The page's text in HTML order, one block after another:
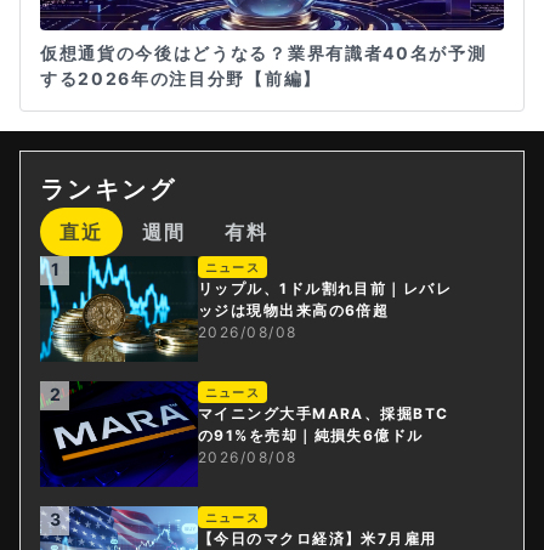
仮想通貨の今後はどうなる？業界有識者40名が予測
する2026年の注目分野【前編】
ランキング
直近 週間 有料
1 ニュース
リップル、1ドル割れ目前｜レバレ
ッジは現物出来高の6倍超
2026/08/08
2 ニュース
マイニング大手MARA、採掘BTC
の91%を売却｜純損失6億ドル
2026/08/08
3 ニュース
【今日のマクロ経済】米7月雇用